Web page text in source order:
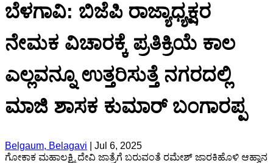
ಬೆಳಗಾವಿ: ಬಿಜೆಪಿ ರಾಜ್ಯಾಧ್ಯಕ್ಷರ
ನೇಮಕ ವಿಚಾರಕ್ಕೆ ಪ್ರತಿಕ್ರಿಯೆ ಕಾಲ
ಎಲ್ಲವನ್ನೂ ಉತ್ತರಿಸುತ್ತೆ ನಗರದಲ್ಲಿ
ಮಾಜಿ ಶಾಸಕ ಕುಮಾರ್ ಬಂಗಾರಪ್ಪ
Belgaum, Belagavi
Jul 6, 2025
ಗೋಕಾಕ ಮಹಾಲಕ್ಷ್ಮಿ ದೇವಿ ಜಾತ್ರೆಗೆ ಬರುವಂತೆ ರಮೇಶ್ ಜಾರಕಿಹೊಳಿ ಆಹ್ವಾನ